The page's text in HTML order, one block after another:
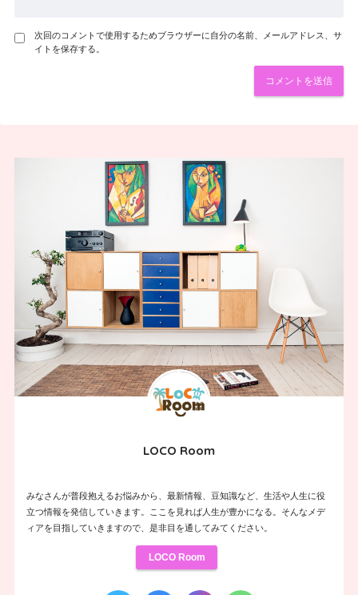
次回のコメントで使用するためブラウザーに自分の名前、メールアドレス、サ
イトを保存する。
LOCO Room
みなさんが普段抱えるお悩みから、最新情報、豆知識など、生活や人生に役
立つ情報を発信していきます。ここを見れば人生が豊かになる。そんなメデ
ィアを目指していきますので、是非目を通してみてください。
LOCO Room